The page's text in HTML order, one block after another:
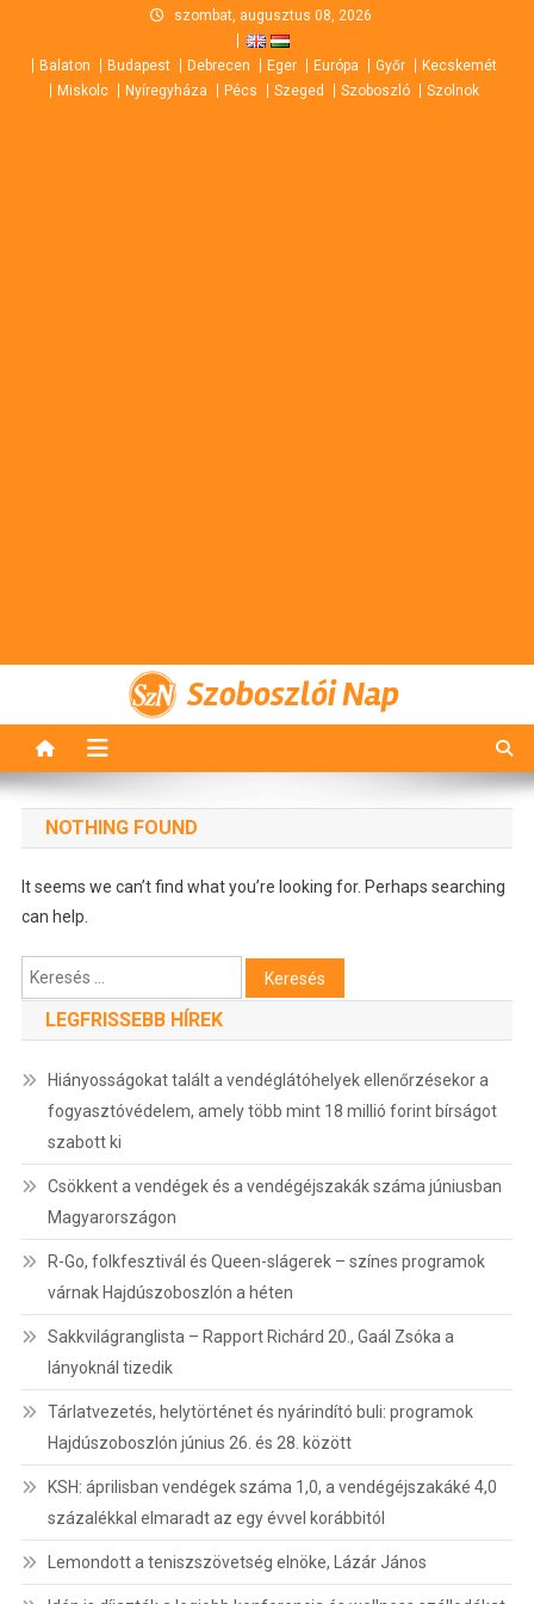
content
szombat, augusztus 08, 2026
Balaton Budapest Debrecen Eger Európa Győr
Kecskemét
Miskolc
Nyíregyháza Pécs Szeged Szoboszló Szolnok
Szoboszlói Nap
NOTHING FOUND
It seems we can’t find what you’re looking for. Perhaps searching
can help.
Keresés:
LEGFRISSEBB HÍREK
Hiányosságokat talált a vendéglátóhelyek ellenőrzésekor a
fogyasztóvédelem, amely több mint 18 millió forint bírságot
szabott ki
Csökkent a vendégek és a vendégéjszakák száma júniusban
Magyarországon
R-Go, folkfesztivál és Queen-slágerek – színes programok
várnak Hajdúszoboszlón a héten
Sakkvilágranglista – Rapport Richárd 20., Gaál Zsóka a
lányoknál tizedik
Tárlatvezetés, helytörténet és nyárindító buli: programok
Hajdúszoboszlón június 26. és 28. között
KSH: áprilisban vendégek száma 1,0, a vendégéjszakáké 4,0
százalékkal elmaradt az egy évvel korábbitól
Lemondott a teniszszövetség elnöke, Lázár János